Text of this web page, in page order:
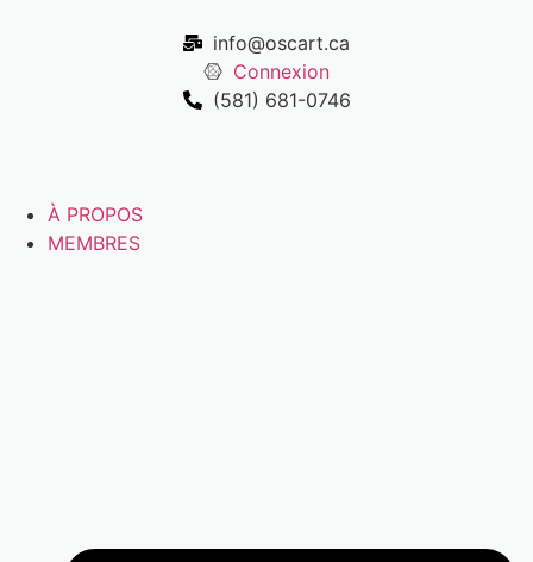
info@oscart.ca
Connexion
(581) 681-0746
À PROPOS
MEMBRES